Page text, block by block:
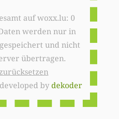
auf woxx.lu: 0
werden nur in
und nicht
übertragen.
developed bydekoder